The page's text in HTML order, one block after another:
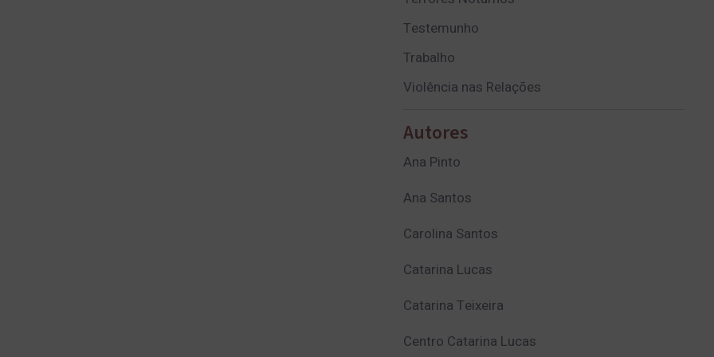
Testemunho
Trabalho
Violência nas Relações
Autores
Ana Pinto
Ana Santos
Carolina Santos
Catarina Lucas
Catarina Teixeira
Centro Catarina Lucas